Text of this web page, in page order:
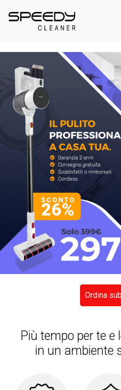
Ordina
Più tempo per te e
in un ambiente